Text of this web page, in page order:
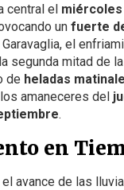
central el miércoles
un fuerte
Garavaglia, el
segunda mitad de
de heladas
amaneceres del
.
en
avance de las